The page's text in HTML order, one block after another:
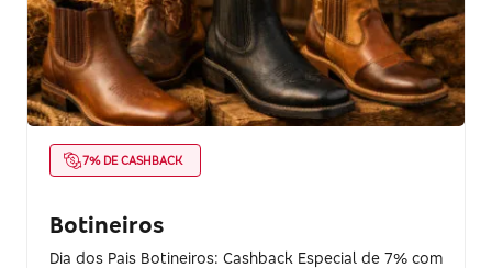
7% DE CASHBACK
Botineiros
Dia dos Pais Botineiros: Cashback Especial de 7% com